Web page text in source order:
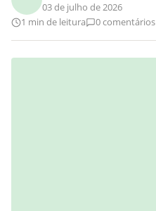
03 de julho de 2026
1 min de leitura
0 comentários